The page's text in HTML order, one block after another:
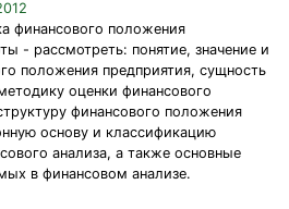
финансового положения
- рассмотреть: понятие, значение и
положения предприятия, сущность
оценки финансового
финансового положения
основу и классификацию
анализа, а также основные
в финансовом анализе.